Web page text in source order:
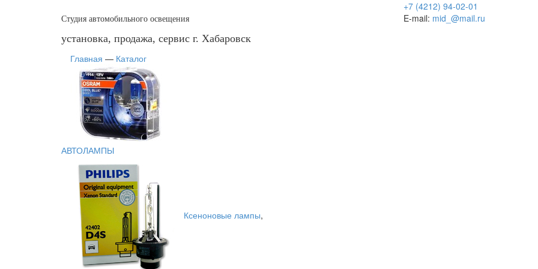
Студия автомобильного освещения
установка, продажа, сервис г. Хабаровск
+7 (4212) 94-02-01
E-mail: mid_@mail.ru
Главная — Каталог
АВТОЛАМПЫ
Ксеноновые лампы,